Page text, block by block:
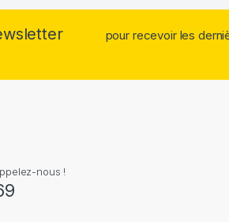
pour recevoir les
nous !